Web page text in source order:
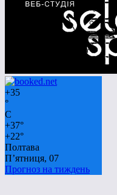
+35
°
C
+37°
+22°
Полтава
П’ятниця, 07
Прогноз на тиждень